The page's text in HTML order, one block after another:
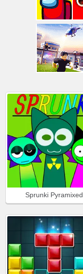
Sprunki Pyramixed